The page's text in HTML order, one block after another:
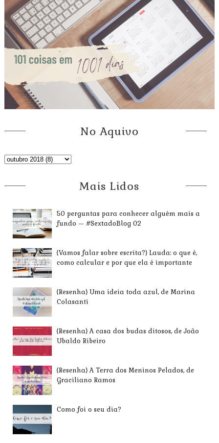
No Aquivo
Mais Lidos
50 perguntas para conhecer alguém mais a
fundo — #SextadoBlog 02
{Vamos falar sobre escrita?} Lauda: o que é,
como calcular e por que ela é importante
{Resenha} Uma ideia toda azul, de Marina
Colasanti
{Resenha} A casa dos budas ditosos, de João
Ubaldo Ribeiro
{Resenha} A Terra dos Meninos Pelados, de
Graciliano Ramos
Como foi o seu dia?